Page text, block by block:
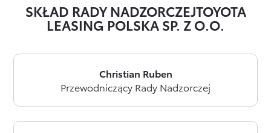
SKŁAD RADY NADZORCZEJTOYOTA
LEASING POLSKA SP. Z O.O.
Christian Ruben
Przewodniczący Rady Nadzorczej